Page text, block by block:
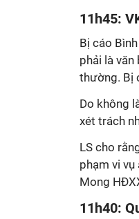
11h45:
Bị cáo
phải là văn
thường. Bị
Do không
xét trách
LS cho
phạm vi vụ
Mong
11h40: